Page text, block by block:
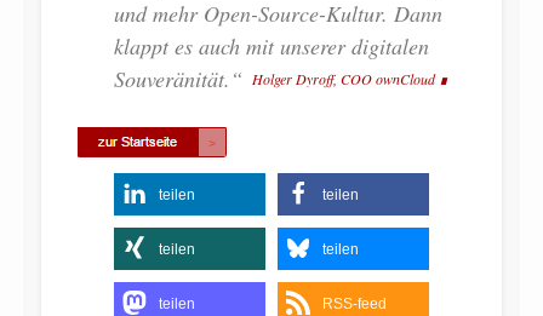
und mehr Open-Source-Kultur. Dann
klappt es auch mit unserer digitalen
Souveränität.“
Holger Dyroff, COO ownCloud
teilen teilen
teilen teilen
teilen RSS-feed